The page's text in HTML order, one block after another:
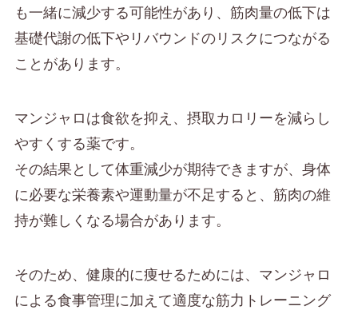
も一緒に減少する可能性があり、筋肉量の低下は
基礎代謝の低下やリバウンドのリスクにつながる
ことがあります。
マンジャロは食欲を抑え、摂取カロリーを減らし
やすくする薬です。
その結果として体重減少が期待できますが、身体
に必要な栄養素や運動量が不足すると、筋肉の維
持が難しくなる場合があります。
そのため、健康的に痩せるためには、マンジャロ
による食事管理に加えて適度な筋力トレーニング